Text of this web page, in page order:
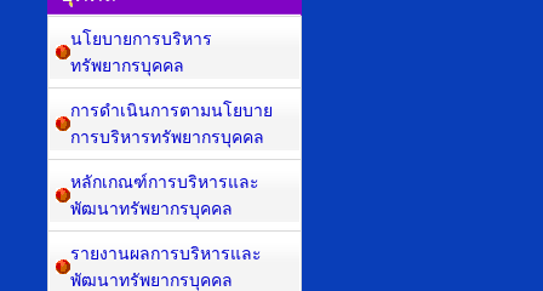
นโยบายการบริหาร
ทรัพยากรบุคคล
การดำเนินการตามนโยบาย
การบริหารทรัพยากรบุคคล
หลักเกณฑ์การบริหารและ
พัฒนาทรัพยากรบุคคล
รายงานผลการบริหารและ
พัฒนาทรัพยากรบุคคล